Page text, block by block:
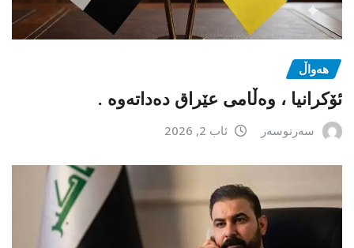
هەواڵ
ئۆکرانیا ، وەڵامی عێراق دەداتەوە .
سەرنوسەر ئاب 2, 2026